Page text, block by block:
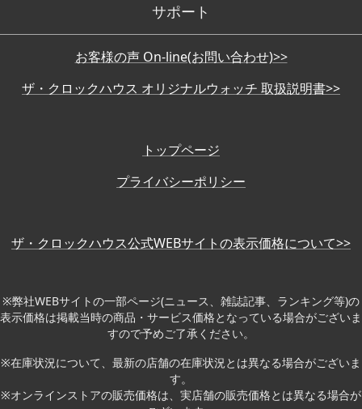
サポート
お客様の声 On-line(お問い合わせ)>>
ザ・クロックハウス オリジナルウォッチ 取扱説明書>>
トップページ
プライバシーポリシー
ザ・クロックハウス公式WEBサイトの表示価格について>>
※弊社WEBサイトの一部ページ(ニュース、雑誌記事、ランキング等)の
表示価格は掲載当時の商品・サービス価格となっている場合がございま
すので予めご了承ください。
※在庫状況について、最新の店舗の在庫状況とは異なる場合がございま
す。
※オンラインストアの販売価格は、実店舗の販売価格とは異なる場合が